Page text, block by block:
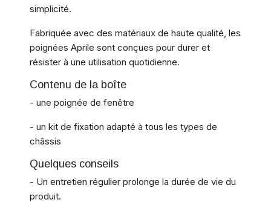
simplicité.
Fabriquée avec des matériaux de haute qualité, les
poignées Aprile sont conçues pour durer et
résister à une utilisation quotidienne.
Contenu de la boîte
- une poignée de fenêtre
- un kit de fixation adapté à tous les types de
châssis
Quelques conseils
- Un entretien régulier prolonge la durée de vie du
produit.